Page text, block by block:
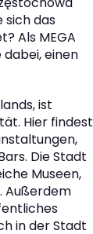
das
Als MEGA
dabei, einen
ist
Hier findest
Die Stadt
Museen,
Außerdem
in der Stadt